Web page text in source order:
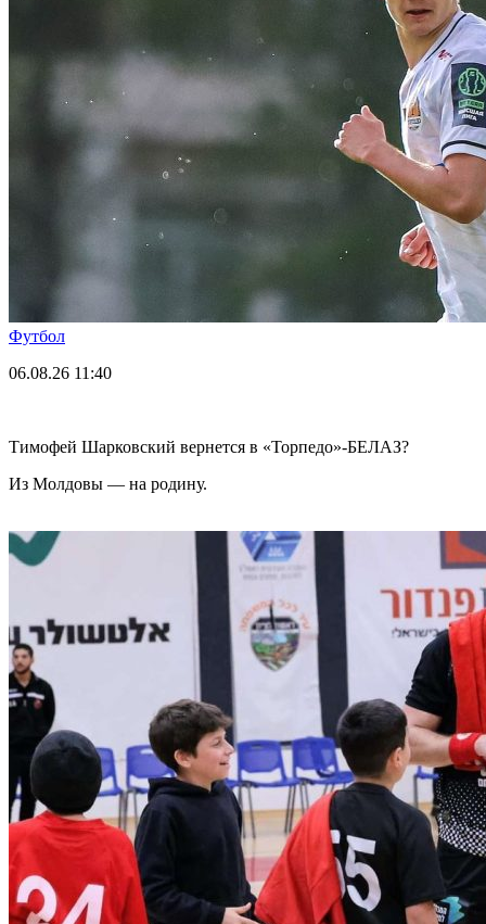
Футбол
06.08.26 11:40
Тимофей Шарковский вернется в «Торпедо»-БЕЛАЗ?
Из Молдовы — на родину.